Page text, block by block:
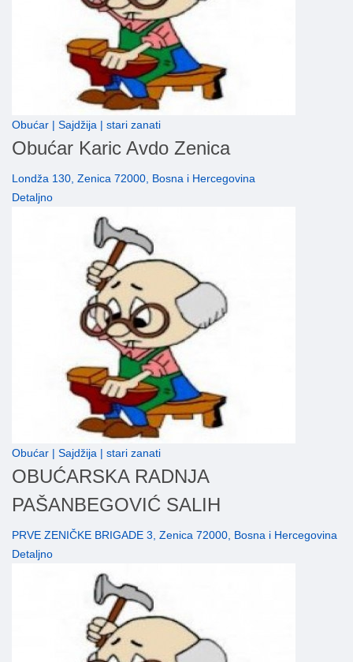
Obućar | Sajdžija | stari zanati
Obućar Karic Avdo Zenica
Londža 130, Zenica 72000, Bosna i Hercegovina
Detaljno
Obućar | Sajdžija | stari zanati
OBUĆARSKA RADNJA
PAŠANBEGOVIĆ SALIH
PRVE ZENIČKE BRIGADE 3, Zenica 72000, Bosna i Hercegovina
Detaljno